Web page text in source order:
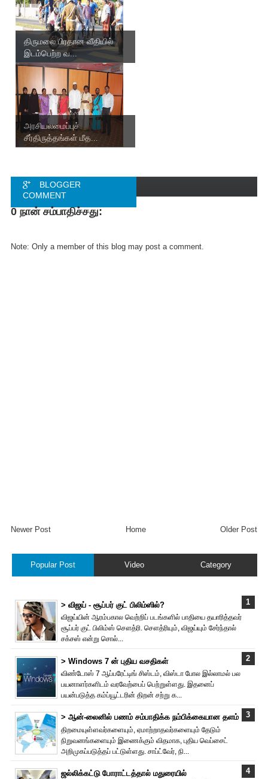
திருமலை பிரதான வீதியில்
இடம்பெற்ற வ...
அரசியலமைப்புச்
சீர்திருத்தங்கள் மீத...
BLOGGER
COMMENT
FACEBOOK
0 நான் சம்பாதிச்சது:
Note: Only a member of this blog may post a comment.
Newer Post Older Post
Home
Popular Post Video Category
> விஜய் - சூப்பர் குட் பிலிம்ஸில்?
விஜய்யின் ஆரம்பகால வெற்றிப் படங்களில் பாதியை தயா‌ரித்தவர்
சூப்பர் குட் பிலிம்ஸ் சௌத்‌ரி. சௌத்‌ரியும், விஜய்யும் சேர்ந்தால்
சக்சஸ் என்று சொல்...
> Windows 7 ன் புதிய வசதிகள்
விண்டோஸ் 7 ஆப்பரேட்டிங் சிஸ்டம், விஸ்டா போல இல்லாமல் பல
பயனாளர்களிடம் வரவேற்பைப் பெற்றுள்ளது. இதனைப்
பயன்படுத்த கம்ப்யூட்டரின் திறன் சற்று க...
> ஆன்-லைனில் பணம் சம்பாதிக்க நம்பிக்கையான தளம்
திறமையுள்ளவர்களையும், ஏமாற்றாதவர்களையும் தேடும்
நிறுவனங்களையும் இணைக்கும் விதமாக, புதிய வெப்சைட்
அறிமுகப்படுத்தப் பட்டுள்ளது. சாப்ட்வேர், நி...
ஜல்லிக்கட்டு போராட்டத்தால் மதுரையில்